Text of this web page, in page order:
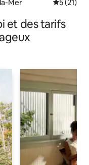
Mer
5 (21)
et des tarifs